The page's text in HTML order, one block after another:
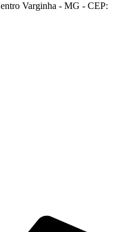
Varginha - MG - CEP: